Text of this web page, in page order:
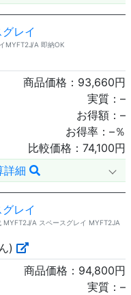
レイ
MYFT2J/A 即納OK
商品価格： 93,660円
実質： –
お得額： –
お得率： –％
比較価格： 74,100円
詳細
レイ
A スペースグレイ MYFT2JA
)
商品価格： 94,800円
実質： –